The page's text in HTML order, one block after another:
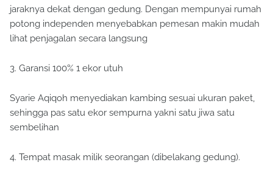
jaraknya dekat dengan gedung. Dengan mempunyai rumah
potong independen menyebabkan pemesan makin mudah
lihat penjagalan secara langsung
3. Garansi 100% 1 ekor utuh
Syarie Aqiqoh menyediakan kambing sesuai ukuran paket,
sehingga pas satu ekor sempurna yakni satu jiwa satu
sembelihan
4. Tempat masak milik seorangan (dibelakang gedung).